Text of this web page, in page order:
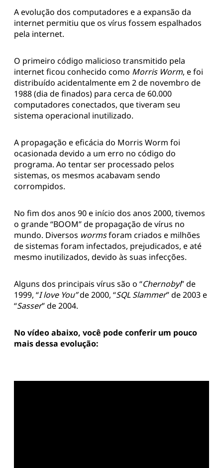
A evolução dos computadores e a expansão da
internet permitiu que os vírus fossem espalhados
pela internet.
O primeiro código malicioso transmitido pela
internet ficou conhecido como Morris Worm, e foi
distribuído acidentalmente em 2 de novembro de
1988 (dia de finados) para cerca de 60.000
computadores conectados, que tiveram seu
sistema operacional inutilizado.
A propagação e eficácia do Morris Worm foi
ocasionada devido a um erro no código do
programa. Ao tentar ser processado pelos
sistemas, os mesmos acabavam sendo
corrompidos.
No fim dos anos 90 e início dos anos 2000, tivemos
o grande “BOOM” de propagação de vírus no
mundo. Diversos wormsforam criados e milhões
de sistemas foram infectados, prejudicados, e até
mesmo inutilizados, devido às suas infecções.
Alguns dos principais vírus são o “Chernobyl” de
1999, “I love You”de 2000, “SQL Slammer” de 2003 e
“Sasser” de 2004.
No vídeo abaixo, você pode conferir um pouco
mais dessa evolução: